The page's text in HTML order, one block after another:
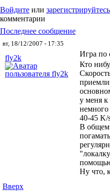
Войдите или зарегистрируйтесь
комментарии
Последнее сообщение
вт, 18/12/2007 - 17:35
fly2k
Игра по
Кто
у меня к
немного
40-45 K/
В общем
Ну что,
Вверх